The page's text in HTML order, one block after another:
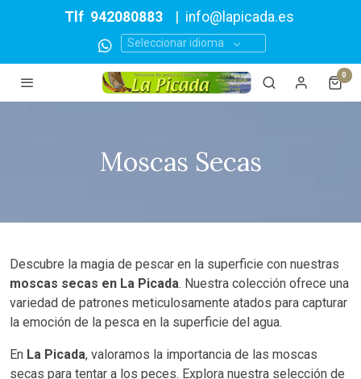
Tlf 942080883 info@lapicada.es
Seleccionar idioma
0
Moscas Secas
Descubre la magia de pescar en la superficie con nuestras
moscas secas en La Picada. Nuestra colección ofrece una
variedad de patrones meticulosamente atados para capturar
la emoción de la pesca en la superficie del agua.
En La Picada, valoramos la importancia de las moscas
secas para tentar a los peces. Explora nuestra selección de